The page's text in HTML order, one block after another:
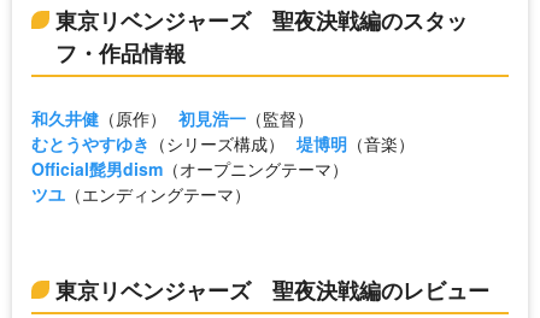
東京リベンジャーズ 聖夜決戦編のスタッ
フ・作品情報
和久井健 （原作） 初見浩一 （監督）
むとうやすゆき （シリーズ構成） 堤博明 （音楽）
Official髭男dism （オープニングテーマ）
ツユ （エンディングテーマ）
東京リベンジャーズ 聖夜決戦編のレビュー